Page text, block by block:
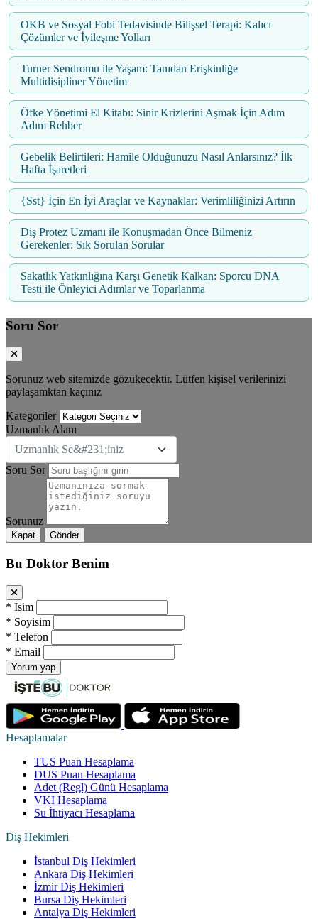
OKB ve Sosyal Fobi Tedavisinde Bilişsel Terapi: Kalıcı
Çözümler ve İyileşme Yolları
Turner Sendromu ile Yaşam: Tanıdan Erişkinliğe
Multidisipliner Yönetim
Öfke Yönetimi El Kitabı: Sinir Krizlerini Aşmak İçin Adım
Adım Rehber
Gebelik Belirtileri: Hamile Olduğunuzu Nasıl Anlarsınız? İlk
Hafta İşaretleri
{Sst} İçin En İyi Araçlar ve Kaynaklar: Verimliliğinizi Artırın
Diş Protez Uzmanı ile Konuşmadan Önce Bilmeniz
Gerekenler: Sık Sorulan Sorular
Sakatlık Yatkınlığına Karşı Genetik Kalkan: Sporcu DNA
Testi ile Önleyici Adımlar ve Toparlanma
Soru Sor
Sorunuz web sitemizde gözükecektir. Lütfen kişisel verilerinizi
paylaşamktan kaçınız
Kategoriler
Uzmanlık Alanı
Uzmanlık Se&#231;iniz
Soru Sor
Sorunuz
Kapat Gönder
Bu Doktor Benim
* İsim
* Soyisim
* Telefon
* Email
Yorum yap
Hesaplamalar
TUS Puan Hesaplama
DUS Puan Hesaplama
Adet (Regl) Günü Hesaplama
VKI Hesaplama
Su İhtiyacı Hesaplama
Diş Hekimleri
İstanbul Diş Hekimleri
Ankara Diş Hekimleri
İzmir Diş Hekimleri
Bursa Diş Hekimleri
Antalya Diş Hekimleri